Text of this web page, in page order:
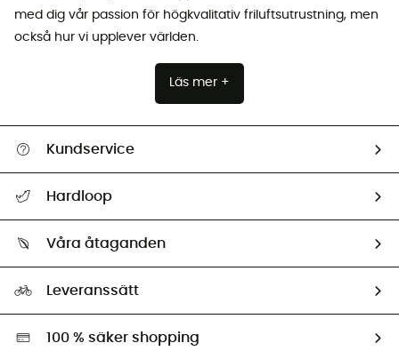
med dig vår passion för högkvalitativ friluftsutrustning, men
också hur vi upplever världen.
Läs mer +
Kundservice
Retur & återbetalning
Hardloop
Ambassadörer
Våra åtaganden
Miljöanpassat urval
Leveranssätt
100 % säker shopping